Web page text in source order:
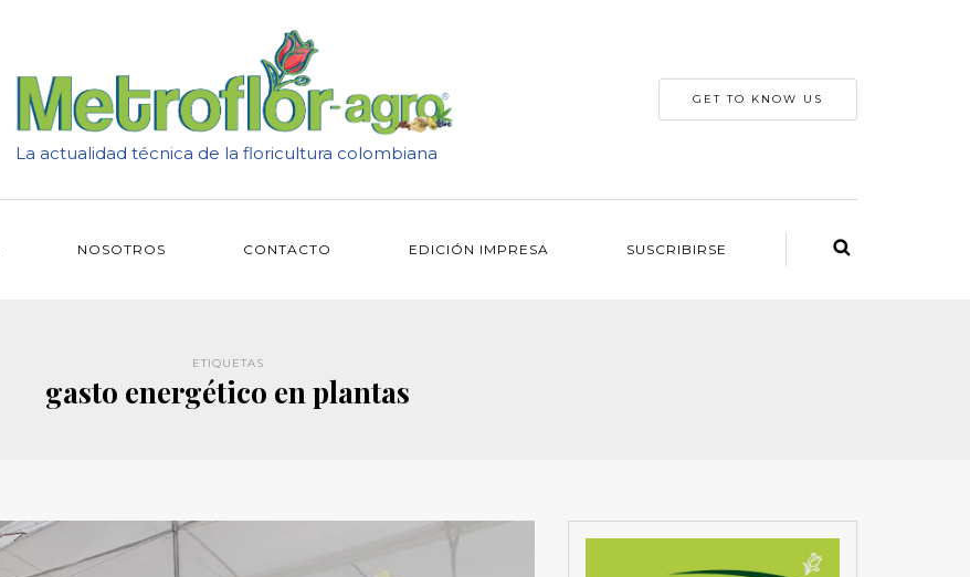
La actualidad técnica de la floricultura colombiana
GET TO KNOW US
NOSOTROS CONTACTO EDICIÓN IMPRESA SUSCRIBIRSE
ETIQUETAS
gasto energético en plantas